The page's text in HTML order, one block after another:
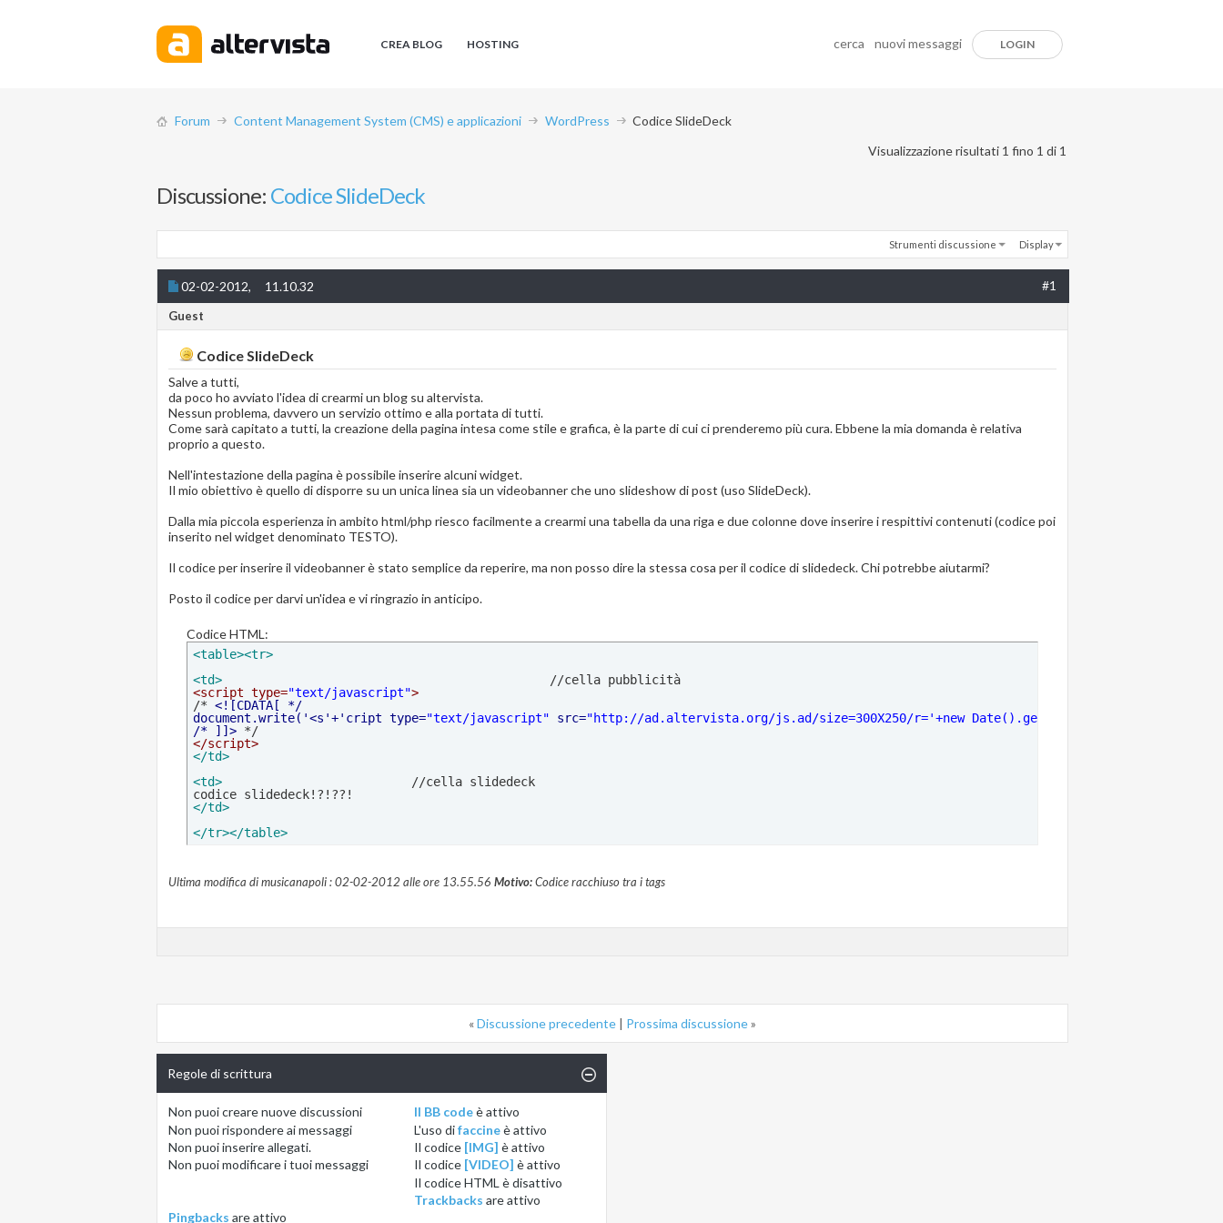
CREA BLOG HOSTING cerca nuovi messaggi LOGIN
Forum Content Management System (CMS) e applicazioni WordPress
Codice SlideDeck
Visualizzazione risultati 1 fino 1 di 1
Discussione: Codice SlideDeck
Strumenti discussione Display
02-02-2012, 11.10.32 #1
Guest
Codice SlideDeck
Salve a tutti,
da poco ho avviato l'idea di crearmi un blog su altervista.
Nessun problema, davvero un servizio ottimo e alla portata di tutti.
Come sarà capitato a tutti, la creazione della pagina intesa come stile e grafica, è la parte di cui ci prenderemo più cura. Ebbene la mia domanda è relativa
proprio a questo.
Nell'intestazione della pagina è possibile inserire alcuni widget.
Il mio obiettivo è quello di disporre su un unica linea sia un videobanner che uno slideshow di post (uso SlideDeck).
Dalla mia piccola esperienza in ambito html/php riesco facilmente a crearmi una tabella da una riga e due colonne dove inserire i respittivi contenuti (codice poi
inserito nel widget denominato TESTO).
Il codice per inserire il videobanner è stato semplice da reperire, ma non posso dire la stessa cosa per il codice di slidedeck. Chi potrebbe aiutarmi?
Posto il codice per darvi un'idea e vi ringrazio in anticipo.
Codice HTML:
<table><tr>
<td>
<script type="text/javascript">
/* <![CDATA[ */
document.write('<s'+'cript type="text/javascript" src="http://ad.altervista.org/js.ad/size=300X250/r='+new Date().getTime()+'"
/* ]]>
</script>
</td>
<td>
                          //cella slidedeck
</td>
</tr></table>
Ultima modifica di musicanapoli : 02-02-2012 alle ore 13.55.56 Motivo:Codice racchiuso tra i tags
«Discussione precedente | Prossima discussione»
Regole di scrittura
Non puoicreare nuove discussioni
Non puoirispondere ai messaggi
Non puoiinserire allegati.
Non puoimodificare i tuoi messaggi
Il BB codeèattivo
L'uso difaccineèattivo
Il codice [IMG] èattivo
Il codice [VIDEO] èattivo
Il codice HTML èdisattivo
Trackbacks areattivo
Pingbacks areattivo